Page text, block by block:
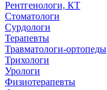
Рентгенологи, КТ
Стоматологи
Сурдологи
Терапевты
Травматологи-ортопеды
Трихологи
Урологи
Физиотерапевты